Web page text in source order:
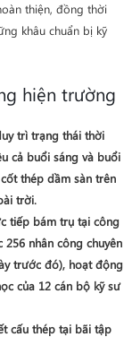
thiện, đồng thời
khâu chuẩn bị kỹ
hiện trường
trì trạng thái thời
cả buổi sáng và buổi
thép dầm sàn trên
trời.
tiếp bám trụ tại công
256 nhân công chuyên
trước đó), hoạt động
của 12 cán bộ kỹ sư
cấu thép tại bãi tập